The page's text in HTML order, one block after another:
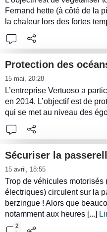
r
m
u
a
i
r
e
p
a
p
e
r
)
o
r
u
a
i
r
e
p
a
p
i
e
r
)
v
r
e
à
a
b
i
b
l
o
t
h
è
q
u
e
j
e
u
x
c
ô
t
é
d
e
’
c
o
l
e
t
r
e
d
s
b
a
l
a
n
ç
i
r
e
s
a
u
p
i
o
n
D
é
c
o
r
a
t
i
n
d
e
N
o
ë
l
o
n
r
b
u
t
i
o
n
P
a
n
n
e
a
u
n
u
d
e
a
c
o
n
t
r
i
u
t
i
o
n
P
e
r
e
l
e
o
n
t
e
n
u
e
l
a
c
o
n
t
Fernand hette (à côté de la
la chaleur lors des fortes
Protection des
L
i
r
e
l
e
o
n
t
e
n
u
15 mai, 20:28
L’entreprise Vertuoso a
en 2014. L’objectif est de
qui se met au niveau des
Sécuriser la
L
i
r
e
l
e
15 avril, 18:55
Trop de véhicules motorisés
électriques) circulent sur la
berzingue ! Alors que
notamment aux heures [...]
2